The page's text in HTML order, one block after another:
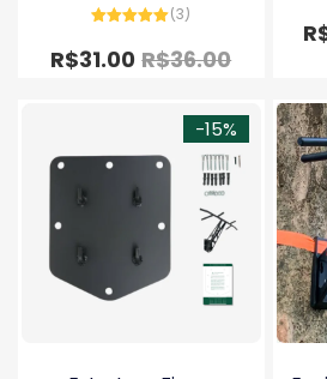
5.00de 5
(3)
R$36.00
R$31.00
-15%